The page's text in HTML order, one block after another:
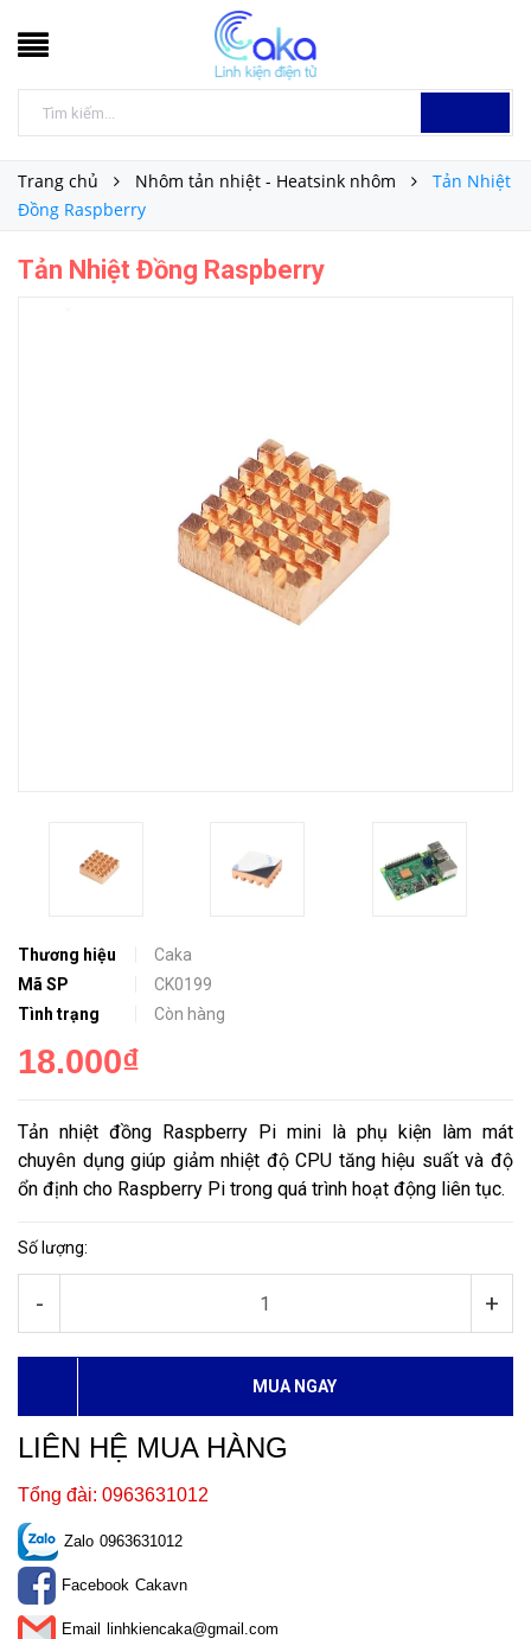
Trang chủ Nhôm tản nhiệt - Heatsink nhôm
Tản Nhiệt
Đồng Raspberry
Tản Nhiệt Đồng Raspberry
Thương hiệu
Caka
Mã SP
CK0199
Tình trạng
Còn hàng
18.000₫
Tản nhiệt đồng Raspberry Pi mini là phụ kiện làm mát
chuyên dụng giúp giảm nhiệt độ CPU tăng hiệu suất và độ
ổn định cho Raspberry Pi trong quá trình hoạt động liên tục.
Số lượng:
- +
MUA NGAY
LIÊN HỆ MUA HÀNG
Tổng đài: 0963631012
Zalo 0963631012
Facebook Cakavn
Email linhkiencaka@gmail.com